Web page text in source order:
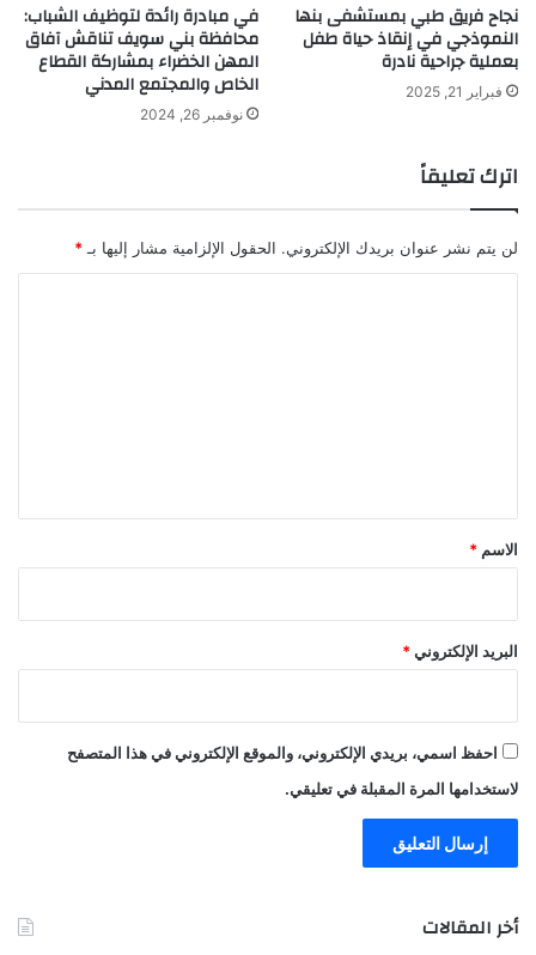
نجاح فريق طبي بمستشفى بنها
النموذجي في إنقاذ حياة طفل
بعملية جراحية نادرة
فبراير 21, 2025
في مبادرة رائدة لتوظيف الشباب:
محافظة بني سويف تناقش آفاق
المهن الخضراء بمشاركة القطاع
الخاص والمجتمع المدني
نوفمبر 26, 2024
اترك تعليقاً
لن يتم نشر عنوان بريدك الإلكتروني. الحقول الإلزامية مشار إليها بـ *
*
الاسم *
البريد الإلكتروني *
احفظ اسمي، بريدي الإلكتروني، والموقع الإلكتروني في هذا المتصفح
لاستخدامها المرة المقبلة في تعليقي.
أخر المقالات